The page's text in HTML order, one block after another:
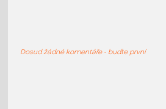
RFA _Různé-Jiné
Dosud žádné komentáře - buďte první